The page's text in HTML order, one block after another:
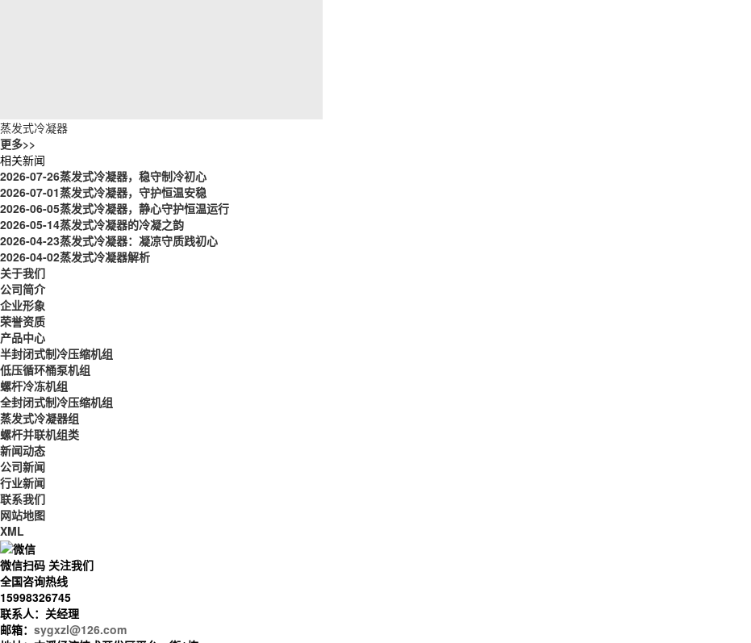
蒸发式冷凝器
更多>>
相关新闻
2026-07-26蒸发式冷凝器，稳守制冷初心
2026-07-01蒸发式冷凝器，守护恒温安稳
2026-06-05蒸发式冷凝器，静心守护恒温运行
2026-05-14蒸发式冷凝器的冷凝之韵
2026-04-23蒸发式冷凝器：凝凉守质践初心
2026-04-02蒸发式冷凝器解析
关于我们
公司简介
企业形象
荣誉资质
产品中心
半封闭式制冷压缩机组
低压循环桶泵机组
螺杆冷冻机组
全封闭式制冷压缩机组
蒸发式冷凝器组
螺杆并联机组类
新闻动态
公司新闻
行业新闻
联系我们
网站地图
XML
微信扫码 关注我们
全国咨询热线
15998326745
联系人：关经理
邮箱： sygxzl@126.com